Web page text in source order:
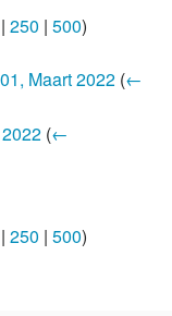
| 250 | 500)
Maart 2022 (←
(←
| 250 | 500)